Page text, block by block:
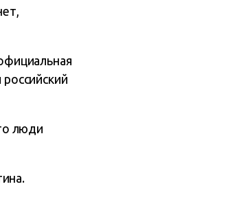
люди